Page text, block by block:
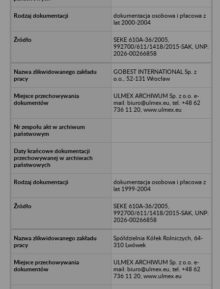
dokumentacja osobowa i płacowa z
lat 2000-2004
SEKE 610A-36/2005,
992700/611/1418/2015-SAK, UNP:
2026-00266858
GOBEST INTERNATIONAL Sp. z
o.o., 52-131 Wrocław
ULMEX ARCHIWUM Sp. z o.o. e-
mail: biuro@ulmex.eu, tel. +48 62
736 11 20, www.ulmex.eu
dokumentacja osobowa i płacowa z
lat 1999-2004
SEKE 610A-36/2005,
992700/611/1418/2015-SAK, UNP:
2026-00266858
Spółdzielnia Kółek Rolniczych, 64-
310 Lwówek
ULMEX ARCHIWUM Sp. z o.o. e-
mail: biuro@ulmex.eu, tel. +48 62
736 11 20, www.ulmex.eu